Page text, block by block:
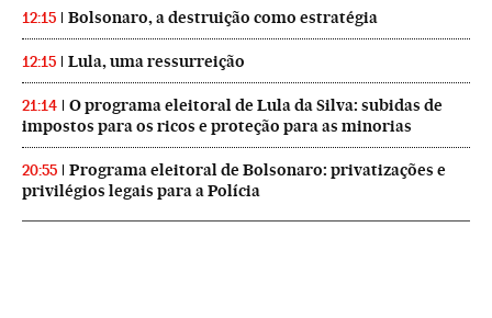
12:15 Bolsonaro, a destruição como estratégia
12:15 Lula, uma ressurreição
21:14
O programa eleitoral de Lula da Silva: subidas de
impostos para os ricos e proteção para as minorias
20:55
Programa eleitoral de Bolsonaro: privatizações e
privilégios legais para a Polícia